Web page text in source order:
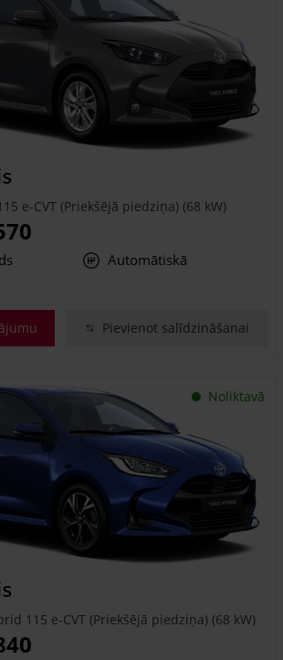
e-CVT (Priekšējā piedziņa) (68 kW)
Automātiskā
Pievienot salīdzināšanai
Noliktavā
115 e-CVT (Priekšējā piedziņa) (68 kW)